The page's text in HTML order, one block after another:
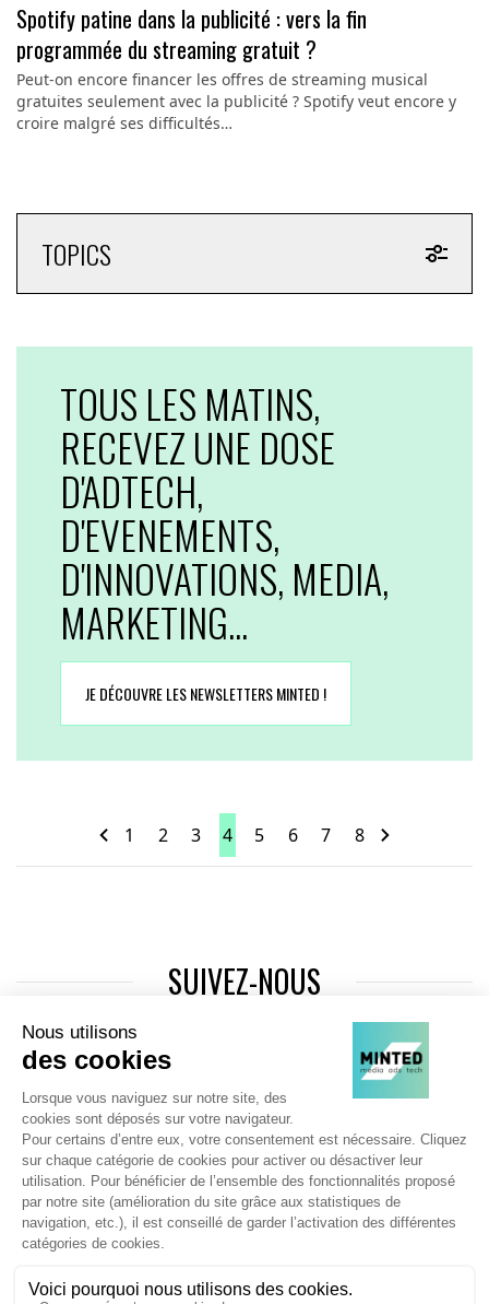
Spotify patine dans la publicité : vers la fin
programmée du streaming gratuit ?
Peut-on encore financer les offres de streaming musical
gratuites seulement avec la publicité ? Spotify veut encore y
croire malgré ses difficultés…
TOPICS
TOUS LES MATINS,
RECEVEZ UNE DOSE
D'ADTECH,
D'EVENEMENTS,
D'INNOVATIONS, MEDIA,
MARKETING...
JE DÉCOUVRE LES NEWSLETTERS MINTED !
1 2 3 4 5 6 7 8
SUIVEZ-NOUS
Agence web:Novius